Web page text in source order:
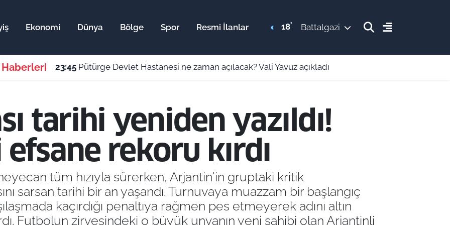
Ekonomi Dünya Bölge Spor Resmi İlanlar 18° Battalgazi
Haberleri 23:45 Pütürge Devlet Hastanesi ne zaman açılacak? Vali Yavuz açıkladı
tarihi yeniden yazıldı!
rekoru kırdı
tüm hızıyla sürerken, Arjantin'in gruptaki kritik
sarsan tarihi bir an yaşandı. Turnuvaya muazzam bir başlangıç
kaçırdığı penaltıya rağmen pes etmeyerek adını altın
Futbolun zirvesindeki o büyük unvanın yeni sahibi olan Arjantinli